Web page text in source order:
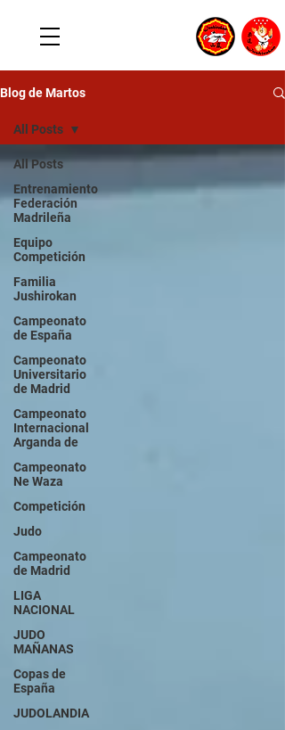
Blog de Martos
All Posts
Entrenamiento
Federación
Madrileña
Equipo
Competición
Familia
Jushirokan
Campeonato
de España
Campeonato
Universitario
de Madrid
Campeonato
Internacional
Arganda de
Campeonato
Ne Waza
Competición
Judo
Campeonato
de Madrid
LIGA
NACIONAL
JUDO
MAÑANAS
Copas de
España
JUDOLANDIA
All Posts